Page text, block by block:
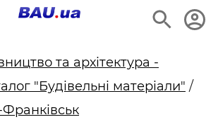
та архітектура -
"Будівельні матеріали" /
Франківськ